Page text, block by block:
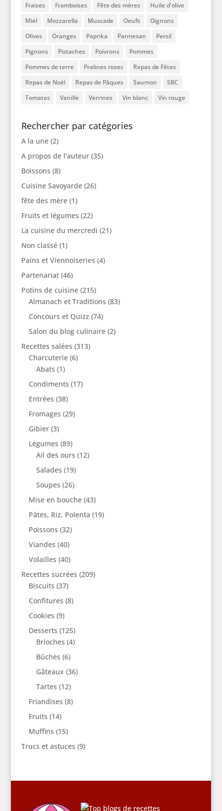
Fraises Framboises Fête des mères
Huile d'olive
Miel
Mozzarella Muscade Oeufs
Oignons
Olives
Oranges Paprika Parmesan
Persil
Pignons
Pistaches Poivrons
Pommes
Pommes de terre
Pralines roses
Repas de Fêtes
Repas de Noël
Repas de Pâques Saumon
SBC
Tomates
Vanille Verrines Vin blanc Vin rouge
Rechercher par catégories
A la une(2)
A propos de l'auteur(35)
Boissons (8)
Cuisine Savoyarde(26)
fête des mère(1)
Fruits et légumes (22)
La cuisine du mercredi (21)
Non classé(1)
Pains et Viennoiseries (4)
Partenariat(46)
Potins de cuisine(215)
Almanach et Traditions (83)
Concours et Quizz (74)
Salon du blog culinaire(2)
Recettes salées (313)
Charcuterie(6)
Abats (1)
Condiments (17)
Entrées (38)
Fromages (29)
Gibier(3)
Légumes (89)
Ail des ours (12)
Salades (19)
Soupes (26)
Mise en bouche(43)
Pâtes, Riz, Polenta (19)
Poissons (32)
Viandes (40)
Volailles (40)
Recettes sucrées (209)
Biscuits (37)
Confitures (8)
Cookies (9)
Desserts (125)
Brioches (4)
Bûches (6)
Gâteaux (36)
Tartes (12)
Friandises (8)
Fruits (14)
Muffins (15)
Trucs et astuces (9)